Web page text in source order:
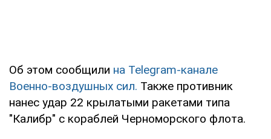
Об этом сообщили на Telegram-канале
Военно-воздушных сил. Также противник
нанес удар 22 крылатыми ракетами типа
"Калибр" с кораблей Черноморского флота.